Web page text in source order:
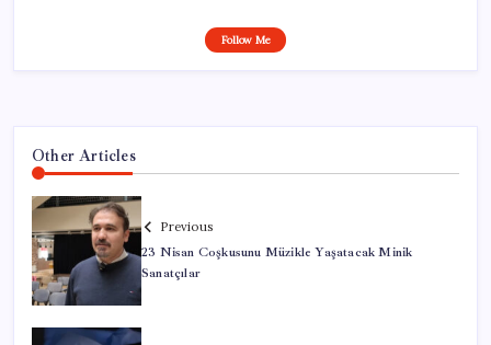
Follow Me
Other Articles
Previous
23 Nisan Coşkusunu Müzikle Yaşatacak Minik
Sanatçılar